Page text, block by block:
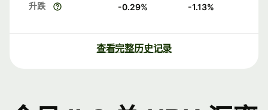
升跌 -0.29% -1.13%
查看完整历史记录